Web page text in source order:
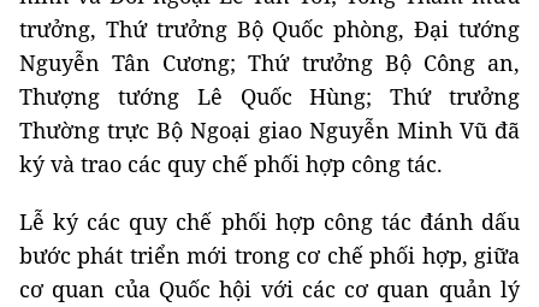
trưởng, Thứ trưởng Bộ Quốc phòng, Đại tướng
Nguyễn Tân Cương; Thứ trưởng Bộ Công an,
Thượng tướng Lê Quốc Hùng; Thứ trưởng
Thường trực Bộ Ngoại giao Nguyễn Minh Vũ đã
ký và trao các quy chế phối hợp công tác.
Lễ ký các quy chế phối hợp công tác đánh dấu
bước phát triển mới trong cơ chế phối hợp, giữa
cơ quan của Quốc hội với các cơ quan quản lý